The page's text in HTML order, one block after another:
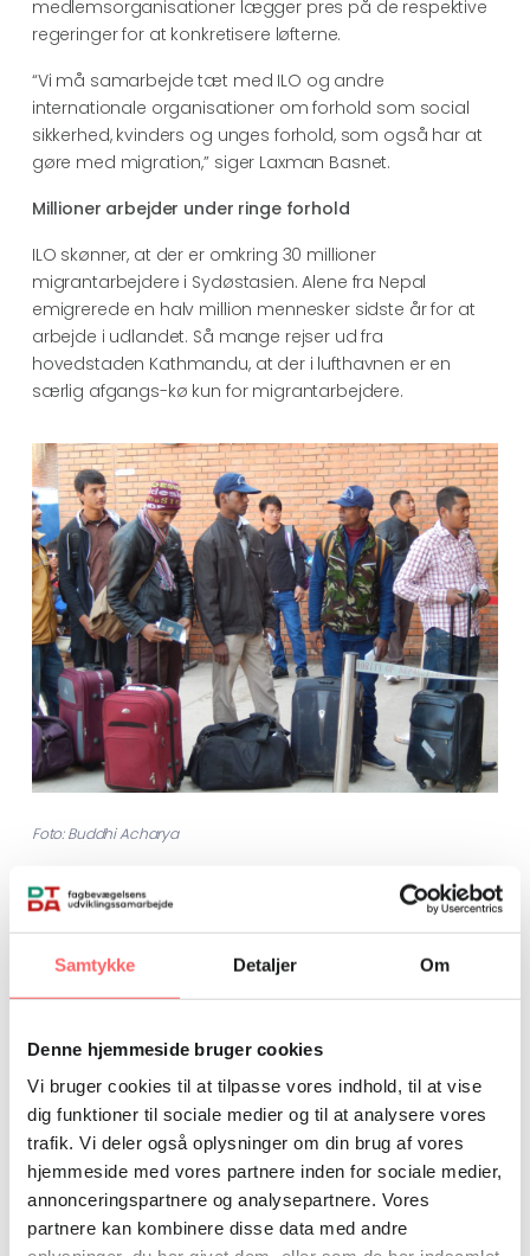
Samtykke Detaljer Om
Denne hjemmeside bruger cookies
Vi bruger cookies til at tilpasse vores indhold, til at vise
dig funktioner til sociale medier og til at analysere vores
trafik. Vi deler også oplysninger om din brug af vores
hjemmeside med vores partnere inden for sociale medier,
annonceringspartnere og analysepartnere. Vores
partnere kan kombinere disse data med andre
medlemsorganisationer lægger pres på de respektive
regeringer for at konkretisere løfterne.
“Vi må samarbejde tæt med ILO og andre
internationale organisationer om forhold som social
sikkerhed, kvinders og unges forhold, som også har at
gøre med migration,” siger Laxman Basnet.
Millioner arbejder under ringe forhold
ILO skønner, at der er omkring 30 millioner
migrantarbejdere i Sydøstasien. Alene fra Nepal
emigrerede en halv million mennesker sidste år for at
arbejde i udlandet. Så mange rejser ud fra
hovedstaden Kathmandu, at der i lufthavnen er en
særlig afgangs-kø kun for migrantarbejdere.
Foto: Buddhi Acharya
Mange rejser til golfstaterne for at arbejde i blandt
opmærksomhed, at nepalesiske arbejdere i Qatar
arbejder under kummerlige og livstruende forhold ved
etableringen af store stadions til VM i fodbold i 2022.
Sikring af rettigheder
Et af de forhold, SARTUC ønsker at fokusere på, er at få
standardiseret mindstelønningerne for at undgå
løndumping. Et andet er at få de helt fundamentale
arbejder-rettigheder implementeret på de enkelte
arbejdspladser.